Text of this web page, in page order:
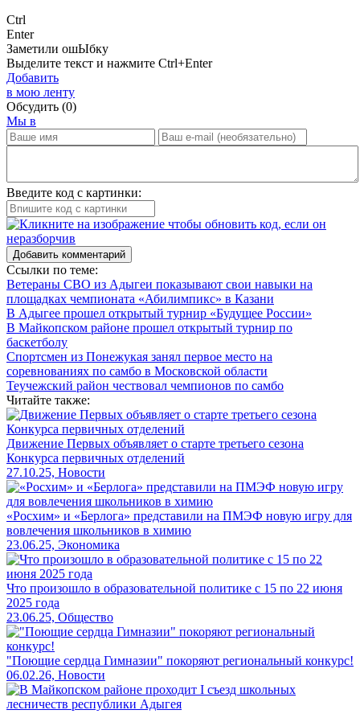
Ctrl
Enter
Заметили ошЫбку
Выделите текст и нажмите Ctrl+Enter
Добавить
в мою ленту
Обсудить (0)
Мы в
Введите код с картинки:
Добавить комментарий
Ссылки по теме:
Ветераны СВО из Адыгеи показывают свои навыки на
площадках чемпионата «Абилимпикс» в Казани
В Адыгее прошел открытый турнир «Будущее России»
В Майкопском районе прошел открытый турнир по
баскетболу
Спортсмен из Понежукая занял первое место на
соревнованиях по самбо в Московской области
Теучежский район чествовал чемпионов по самбо
Читайте также:
Движение Первых объявляет о старте третьего сезона
Конкурса первичных отделений
27.10.25, Новости
«Росхим» и «Берлога» представили на ПМЭФ новую игру для
вовлечения школьников в химию
23.06.25, Экономика
Что произошло в образовательной политике с 15 по 22 июня
2025 года
23.06.25, Общество
"Поющие сердца Гимназии" покоряют региональный конкурс!
06.02.26, Новости